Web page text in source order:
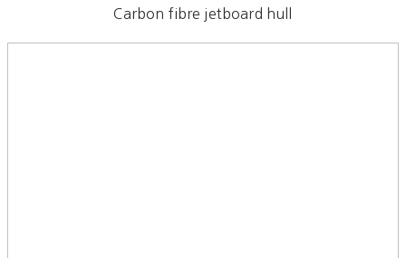
Carbon fibre jetboard hull